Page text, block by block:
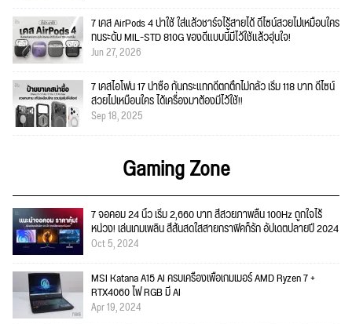
7 เคส AirPods 4 น่าใช้ ใส่แล้วชาร์จไร้สายได้ ดีไซน์สวยไม่เหมือนใคร
ทนระดับ MIL-STD 810G ของดีแบบนี้มีไว้ใช้แล้วอุ่นใจ!
Jun 27, 2026
7 เคสไอโฟน 17 น่าซื้อ กันกระแทกดีตกตึกไม่กลัว เริ่ม 118 บาท ดีไซน์
สวยไม่เหมือนใคร ได้เครื่องมาต้องมีไว้ใช้!!
Sep 18, 2025
Gaming Zone
7 จอคอม 24 นิ้ว เริ่ม 2,660 บาท สีสวยภาพลื่น 100Hz ถูกใจไร้
หน่วง! เล่นเกมเพลิน สีสันสดใสสายกราฟิคก็รัก อัปเดตปลายปี 2024
Oct 5, 2024
MSI Katana A15 AI ครบเครื่องเพื่อเกมเมอร์ AMD Ryzen 7 +
RTX4060 ไฟ RGB มี AI
Apr 19, 2024